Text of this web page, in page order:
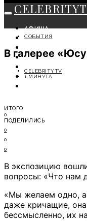
АФИША
СОБЫТИЯ
МОДА
ЛИЧНОСТЬ
ОТДЫХ
СОБЫТИЯ
В галерее
CELEBRITYTV
1 МИНУТА
ИТОГО
0
ПОДЕЛИЛИСЬ
0
0
0
В экспозицию
вопросы: «Что нам
«Мы желаем одно, а
даже кричащие,
бессмысленно, их